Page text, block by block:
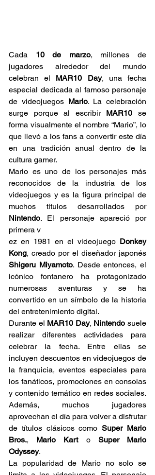
Cada 10 de marzo, millones de
jugadores alrededor del mundo
celebran el MAR10 Day, una fecha
especial dedicada al famoso personaje
de videojuegos Mario. La celebración
surge porque al escribir MAR10 se
forma visualmente el nombre “Mario”, lo
que llevó a los fans a convertir este día
en una tradición anual dentro de la
cultura gamer.
Mario es uno de los personajes más
reconocidos de la industria de los
videojuegos y es la figura principal de
muchos títulos desarrollados por
Nintendo. El personaje apareció por
primera v
ez en 1981 en el videojuego Donkey
Kong
Shigeru Miyamoto. Desde entonces, el
icónico fontanero ha protagonizado
numerosas aventuras y se ha
convertido en un símbolo de la historia
del entretenimiento digital.
Durante el MAR10 Day, Nintendo suele
realizar diferentes actividades para
celebrar la fecha. Entre ellas se
incluyen descuentos en videojuegos de
la franquicia, eventos especiales para
los fanáticos, promociones en consolas
y contenido temático en redes sociales.
Además, muchos jugadores
aprovechan el día para volver a disfrutar
de títulos clásicos como Super Mario
Bros., Mario Kart o Super Mario
Odyssey.
La popularidad de Mario no solo se